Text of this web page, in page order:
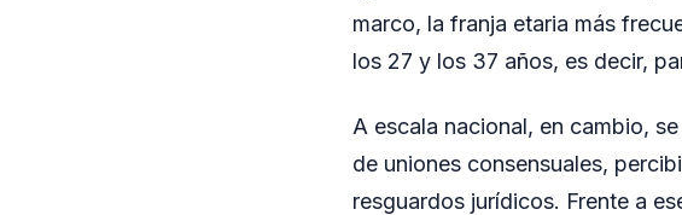
marco, la franja etaria más
los 27 y los 37 años, es decir,
A escala nacional, en cambio,
de uniones consensuales,
resguardos jurídicos. Frente a